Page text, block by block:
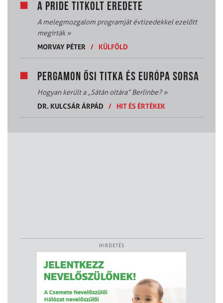
A PRIDE TITKOLT EREDETE
A melegmozgalom programját évtizedekkel ezelőtt
megírták»
MORVAY PÉTER
/ KÜLFÖLD
PERGAMON ŐSI TITKA ÉS EURÓPA SORSA
Hogyan került a „Sátán oltára” Berlinbe?»
DR. KULCSÁR ÁRPÁD
/ HIT ÉS ÉRTÉKEK
HIRDETÉS